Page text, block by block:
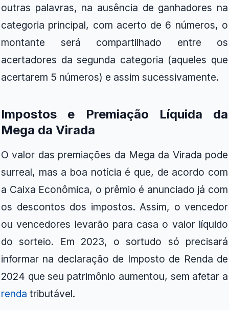
outras palavras, na ausência de ganhadores na
categoria principal, com acerto de 6 números, o
montante será compartilhado entre os
acertadores da segunda categoria (aqueles que
acertarem 5 números) e assim sucessivamente.
Impostos e Premiação Líquida
da
Mega da Virada
O valor das premiações da Mega da Virada pode
surreal, mas a boa notícia é que, de acordo com
a Caixa Econômica, o prêmio é anunciado já com
os descontos dos impostos. Assim, o vencedor
ou vencedores levarão para casa o valor líquido
do sorteio. Em 2023, o sortudo só precisará
informar na declaração de Imposto de Renda de
2024 que seu patrimônio aumentou, sem afetar a
renda tributável.